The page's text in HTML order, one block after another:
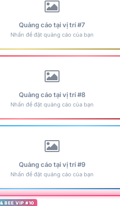
Quảng cáo tại vị trí #7
Nhấn để đặt quảng cáo của bạn
Quảng cáo tại vị trí #8
Nhấn để đặt quảng cáo của bạn
Quảng cáo tại vị trí #9
Nhấn để đặt quảng cáo của bạn
BEE VIP #10